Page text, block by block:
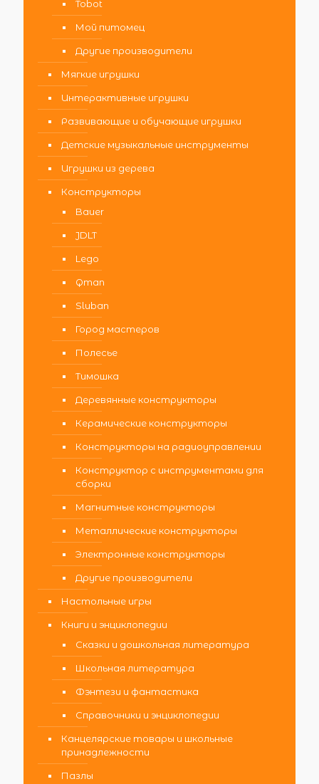
Tobot
Мой питомец
Другие производители
Мягкие игрушки
Интерактивные игрушки
Развивающие и обучающие игрушки
Детские музыкальные инструменты
Игрушки из дерева
Конструкторы
Bauer
JDLT
Lego
Qman
Sluban
Город мастеров
Полесье
Тимошка
Деревянные конструкторы
Керамические конструкторы
Конструкторы на радиоуправлении
Конструктор с инструментами для
сборки
Магнитные конструкторы
Металлические конструкторы
Электронные конструкторы
Другие производители
Настольные игры
Книги и энциклопедии
Сказки и дошкольная литература
Школьная литература
Фэнтези и фантастика
Справочники и энциклопедии
Канцелярские товары и школьные
принадлежности
Пазлы